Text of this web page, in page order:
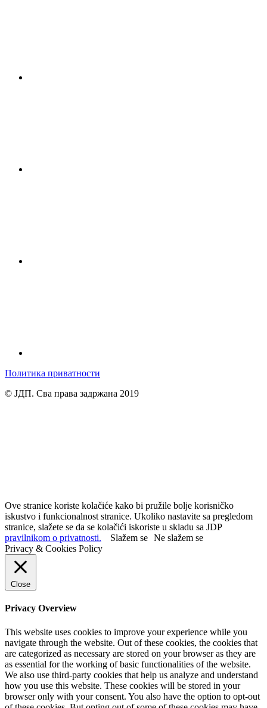
Политика приватности
© ЈДП. Сва права задржана 2019
Ove stranice koriste kolačiće kako bi pružile bolje korisničko
iskustvo i funkcionalnost stranice. Ukoliko nastavite sa pregledom
stranice, slažete se da se kolačići iskoriste u skladu sa JDP
pravilnikom o privatnosti.
Slažem se Ne slažem se
Privacy & Cookies Policy
Close
Privacy Overview
This website uses cookies to improve your experience while you
navigate through the website. Out of these cookies, the cookies that
are categorized as necessary are stored on your browser as they are
as essential for the working of basic functionalities of the website.
We also use third-party cookies that help us analyze and understand
how you use this website. These cookies will be stored in your
browser only with your consent. You also have the option to opt-out